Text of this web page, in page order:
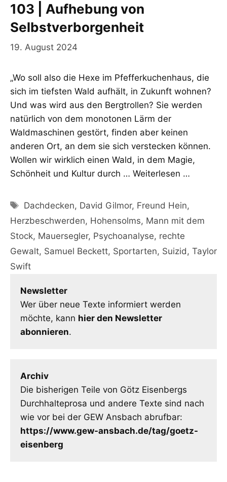
103 | Aufhebung von
Selbstverborgenheit
19. August 2024
„Wo soll also die Hexe im Pfefferkuchenhaus, die
sich im tiefsten Wald aufhält, in Zukunft wohnen?
Und was wird aus den Bergtrollen? Sie werden
natürlich von dem monotonen Lärm der
Waldmaschinen gestört, finden aber keinen
anderen Ort, an dem sie sich verstecken können.
Wollen wir wirklich einen Wald, in dem Magie,
Schönheit und Kultur durch … Weiterlesen …
Schlagwörter
Dachdecken, David Gilmor, Freund Hein,
Herzbeschwerden, Hohensolms, Mann mit dem
Stock, Mauersegler, Psychoanalyse, rechte
Gewalt, Samuel Beckett, Sportarten, Suizid , Taylor
Swift
Newsletter
Wer über neue Texte informiert werden
möchte, kann hier den Newsletter
abonnieren.
Archiv
Die bisherigen Teile von Götz Eisenbergs
Durchhalteprosa und andere Texte sind nach
wie vor bei der GEW Ansbach abrufbar:
https://www.gew-ansbach.de/tag/goetz-
eisenberg